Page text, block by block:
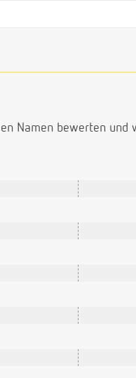
Namen bewerten